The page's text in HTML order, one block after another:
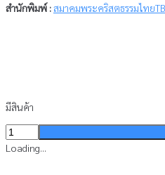
สำนักพิมพ์ :สมาคมพระคริสตธรรมไทย
มีสินค้า
จำนวน
พระ
Loading...